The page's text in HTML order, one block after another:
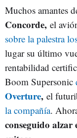
Muchos amantes
Concorde, el
sobre la palestra
lugar su último
rentabilidad
Boom Supersonic
Overture, el
la compañía.
conseguido